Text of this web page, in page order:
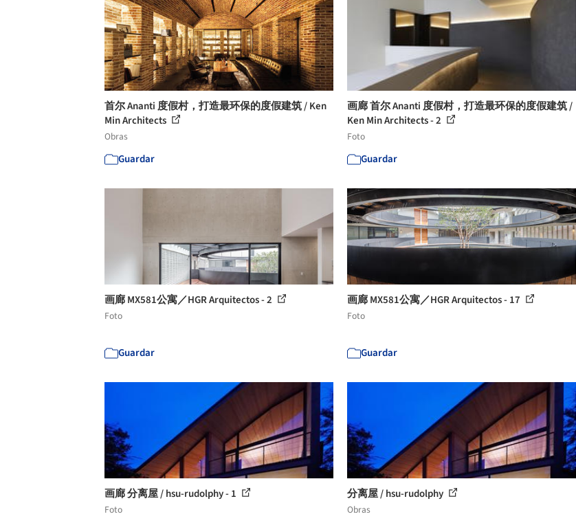
首尔 Ananti 度假村，打造最环保的度假建筑 / Ken
Min Architects
Obras
Guardar
画廊 首尔 Ananti 度假村，打造最环保的度假建筑 /
Ken Min Architects - 2
Foto
Guardar
画廊 MX581公寓／HGR Arquitectos - 2
Foto
Guardar
画廊 MX581公寓／HGR Arquitectos - 17
Foto
Guardar
画廊 分离屋 / hsu-rudolphy - 1
Foto
分离屋 / hsu-rudolphy
Obras